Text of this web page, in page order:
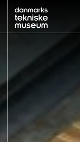
OM MUSEET